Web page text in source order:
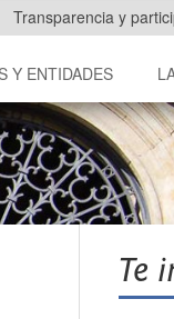
Transparencia y
Y ENTIDADES
Te